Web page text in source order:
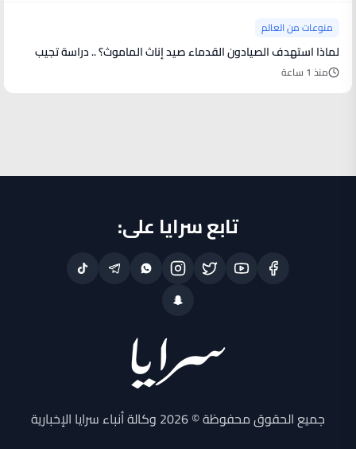
منوعات من العالم
لماذا استهدف الصيادون القدماء صيد إناث الماموث؟ .. دراسة تجيب
منذ 1 ساعة
تابع سرايا على:
جميع الحقوق محفوظة © 2026 وكالة أنباء سرايا الإخبارية